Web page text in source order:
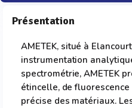
Présentation
AMETEK, situé à
instrumentation
spectrométrie, AMETEK
étincelle, de
précise des matériaux.